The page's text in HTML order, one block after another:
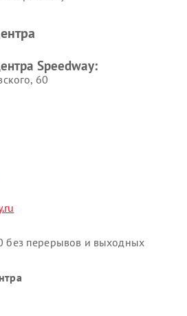
Speedway:
60
перерывов и выходных